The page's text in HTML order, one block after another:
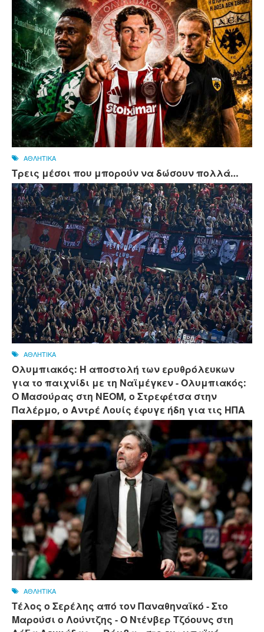
ΑΘΛΗΤΙΚΑ
Τρεις μέσοι που μπορούν να δώσουν πολλά…
ΑΘΛΗΤΙΚΑ
Ολυμπιακός: Η αποστολή των ερυθρόλευκων
για το παιχνίδι με τη Ναϊμέγκεν - Ολυμπιακός:
Ο Μασούρας στη ΝΕΟΜ, ο Στρεφέτσα στην
Παλέρμο, ο Αντρέ Λουίς έφυγε ήδη για τις ΗΠΑ
ΑΘΛΗΤΙΚΑ
Τέλος ο Σερέλης από τον Παναθηναϊκό - Στο
Μαρούσι ο Λούντζης - Ο Ντένβερ Τζόουνς στη